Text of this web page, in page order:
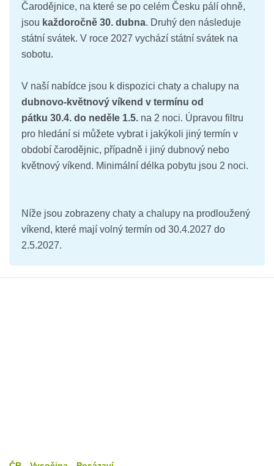
Čarodějnice, na které se po celém Česku pálí ohně,
jsou každoročně 30. dubna. Druhý den následuje
státní svátek. V roce 2027 vychází státní svátek na
sobotu.
V naší nabídce jsou k dispozici chaty a chalupy na
dubnovo-květnový víkend v termínu od
pátku 30.4. do neděle 1.5. na 2 noci. Úpravou filtru
pro hledání si můžete vybrat i jakýkoli jiný termín v
období čarodějnic, případně i jiný dubnový nebo
květnový víkend. Minimální délka pobytu jsou 2 noci.
Níže jsou zobrazeny chaty a chalupy na prodloužený
víkend, které mají volný termín od 30.4.2027 do
2.5.2027.